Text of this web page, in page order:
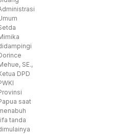
SE.,
DPD
saat
tanda